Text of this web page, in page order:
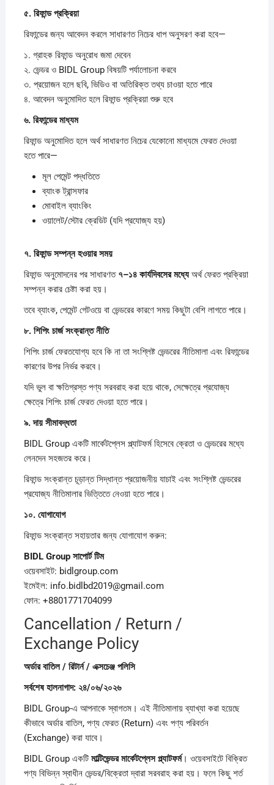
৫. রিফান্ডপ্রক্রিয়া
রিফান্ডের জন্য আবেদন করলে সাধারণত নিচের ধাপ অনুসরণ করা হবে—
১. গ্রাহক রিফান্ড অনুরোধ জমা দেবেন
২. ভেন্ডর ও BIDL Group বিষয়টি পর্যালোচনা করবে
৩. প্রয়োজন হলে ছবি, ভিডিও বা অতিরিক্ত তথ্য চাওয়া হতে পারে
৪. আবেদন অনুমোদিত হলে রিফান্ড প্রক্রিয়া শুরু হবে
৬. রিফান্ডেরমাধ্যম
রিফান্ড অনুমোদিত হলে অর্থ সাধারণত নিচের যেকোনো মাধ্যমে ফেরত দেওয়া
হতে পারে—
মূল পেমেন্ট পদ্ধতিতে
ব্যাংক ট্রান্সফার
মোবাইল ব্যাংকিং
ওয়ালেট/স্টোর ক্রেডিট (যদি প্রযোজ্য হয়)
৭. রিফান্ডসম্পন্নহওয়ারসময়
রিফান্ড অনুমোদনের পর সাধারণত ৭–১৪ কার্যদিবসেরমধ্যেঅর্থ ফেরত প্রক্রিয়া
সম্পন্ন করার চেষ্টা করা হয়।
তবে ব্যাংক, পেমেন্ট গেটওয়ে বা ভেন্ডরের কারণে সময় কিছুটা বেশি লাগতে পারে।
৮. শিপিং চার্জসংক্রান্তনীতি
শিপিং চার্জ ফেরতযোগ্য হবে কি না তা সংশ্লিষ্ট ভেন্ডরের নীতিমালা এবং রিফান্ডের
কারণের উপর নির্ভর করবে।
যদি ভুল বা ক্ষতিগ্রস্ত পণ্য সরবরাহ করা হয়ে থাকে, সেক্ষেত্রে প্রযোজ্য
ক্ষেত্রে শিপিং চার্জ ফেরত দেওয়া হতে পারে।
৯.দায়সীমাবদ্ধতা
BIDL Group একটি মার্কেটপ্লেস প্ল্যাটফর্ম হিসেবে ক্রেতা ও ভেন্ডরের মধ্যে
লেনদেন সহজতর করে।
রিফান্ড সংক্রান্ত চূড়ান্ত সিদ্ধান্ত প্রয়োজনীয় যাচাই এবং সংশ্লিষ্ট ভেন্ডরের
প্রযোজ্য নীতিমালার ভিত্তিতে নেওয়া হতে পারে।
১০. যোগাযোগ
রিফান্ড সংক্রান্ত সহায়তার জন্য যোগাযোগ করুন:
BIDL Group সাপোর্টটিম
ওয়েবসাইট: bidlgroup.com
ইমেইল: info.bidlbd2019@gmail.com
ফোন: +8801771704099
Cancellation / Return /
Exchange Policy
অর্ডারবাতিল / রিটার্ন / এক্সচেঞ্জ পলিসি
সর্বশেষহালনাগাদ: ২৪/০৬/২০২৬
BIDL Group-এ আপনাকে স্বাগতম। এই নীতিমালায় ব্যাখ্যা করা হয়েছে
কীভাবে অর্ডার বাতিল, পণ্য ফেরত (Return) এবং পণ্য পরিবর্তন
(Exchange) করা যাবে।
BIDL Group একটি মাল্টিভেন্ডরমার্কেটপ্লেসপ্ল্যাটফর্ম। ওয়েবসাইটে বিক্রিত
পণ্য বিভিন্ন স্বাধীন ভেন্ডর/বিক্রেতা দ্বারা সরবরাহ করা হয়। ফলে কিছু শর্ত